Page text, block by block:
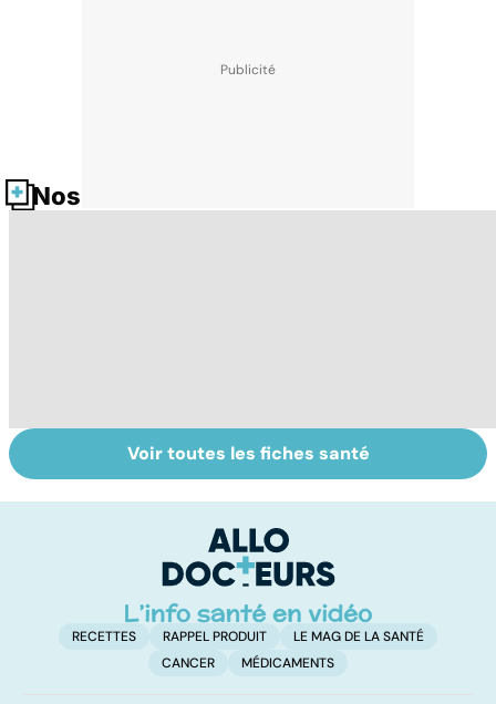
Nos fiches santé
Automutilation :
des ados en
Antibiotiques :
lutter contre la
bactéries
Voir toutes les fiches santé
RECETTES RAPPEL PRODUIT
LE MAG DE LA SANTÉ
CANCER
MÉDICAMENTS